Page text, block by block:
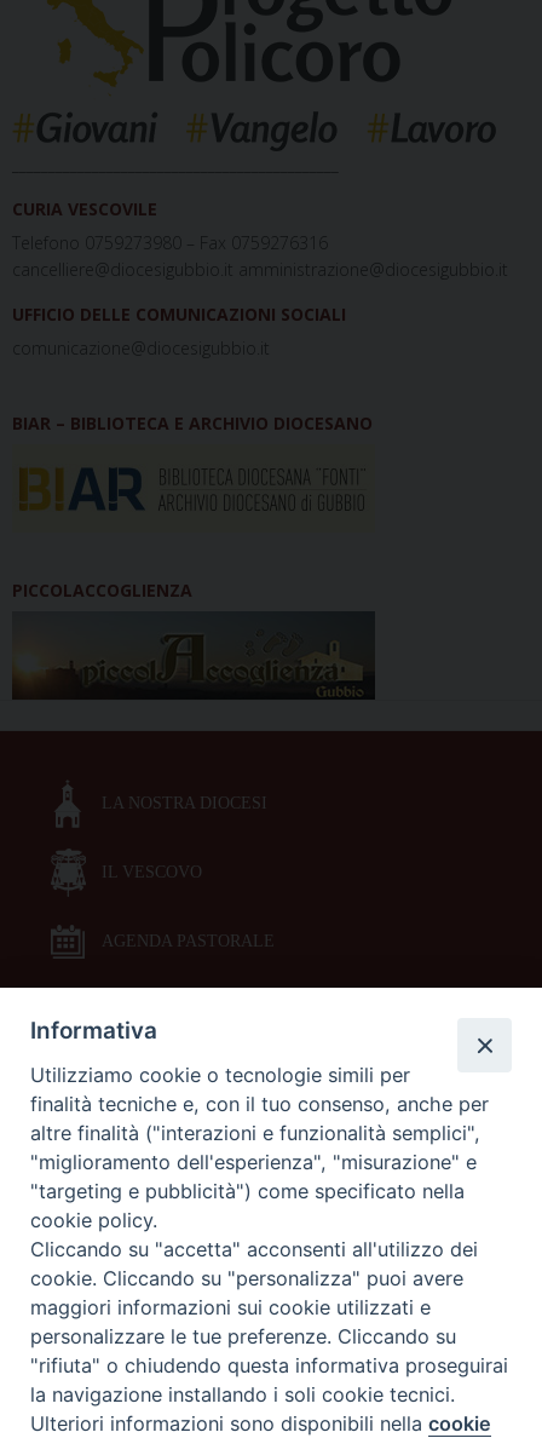
CURIA VESCOVILE
Telefono 0759273980 – Fax 0759276316
cancelliere@diocesigubbio.it amministrazione@diocesigubbio.it
UFFICIO DELLE COMUNICAZIONI SOCIALI
comunicazione@diocesigubbio.it
BIAR – BIBLIOTECA E ARCHIVIO DIOCESANO
PICCOLACCOGLIENZA
LA NOSTRA DIOCESI
IL VESCOVO
AGENDA PASTORALE
DOCUMENTI PASTORALI
ORARI MESSE
LITURGIA DELLE ORE
GALLERIE FOTOGRAFICHE
GALLERIE VIDEO
Preferenze Cookie
Informativa
Utilizziamo cookie o tecnologie simili per
finalità tecniche e, con il tuo consenso, anche per
altre finalità ("interazioni e funzionalità semplici",
"miglioramento dell'esperienza", "misurazione" e
"targeting e pubblicità") come specificato nella
cookie policy.
Cliccando su "accetta" acconsenti all'utilizzo dei
cookie. Cliccando su "personalizza" puoi avere
maggiori informazioni sui cookie utilizzati e
personalizzare le tue preferenze. Cliccando su
"rifiuta" o chiudendo questa informativa proseguirai
la navigazione installando i soli cookie tecnici.
Ulteriori informazioni sono disponibili nellacookie